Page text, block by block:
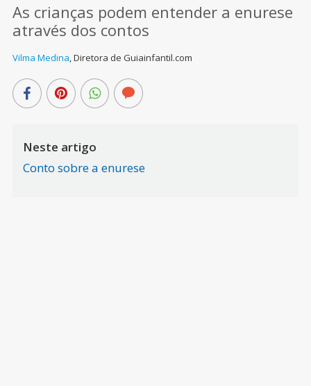
As crianças podem entender a enurese
através dos contos
Vilma Medina,Diretora de Guiainfantil.com
Neste artigo
Conto sobre a enurese